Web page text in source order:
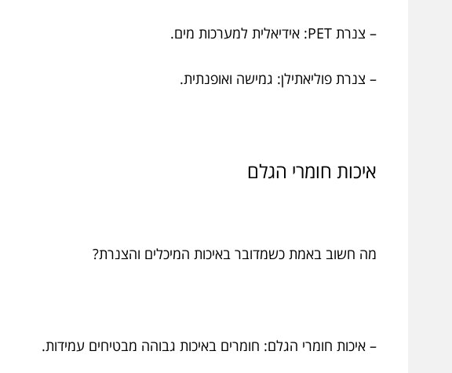
– צנרת PET: אידיאלית למערכות מים.
– צנרת פוליאתילן: גמישה ואופנתית.
איכות חומרי הגלם
מה חשוב באמת כשמדובר באיכות המיכלים והצנרת?
– איכות חומרי הגלם: חומרים באיכות גבוהה מבטיחים עמידות.